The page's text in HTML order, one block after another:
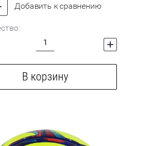
Добавить к сравнению
В корзину